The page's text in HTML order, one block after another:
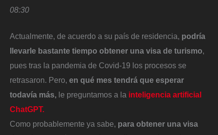
08:30
Actualmente, de acuerdo a su país de residencia, podría
llevarle bastante tiempo obtener una visa de turismo,
pues tras la pandemia de Covid-19 los procesos se
retrasaron. Pero, en qué mes tendrá que esperar
todavía más, le preguntamos a la inteligencia artificial
ChatGPT.
Como probablemente ya sabe, para obtener una visa